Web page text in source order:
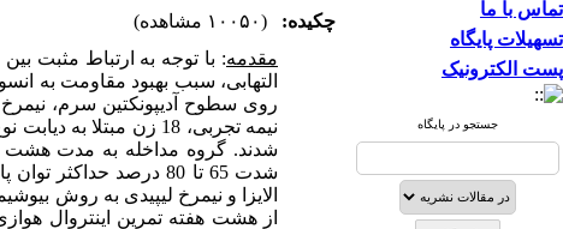
تماس با ما
تسهیلات پایگاه
پست الکترونیک
جستجو در پایگاه
چکیده:
(۱۰۰۵۰ مشاهده)
مقدمه: با توجه به ارتباط مثبت
التهابی، سبب بهبود مقاومت به
روی سطوح آدیپونکتین سرم،
نیمه تجربی، 18 زن مبتلا به دیابت نوع دو در شهر اهواز به طور تصادفی به دو گروه
شدند. گروه مداخله به مدت هشت
شدت 65 تا 80 درصد حداکثر توان پا، پرداختند. نمونه‌های خون جهت اندازه‌گیری سطوح سرمی آدیپونکتین و
الایزا و نیمرخ لیپیدی به روش
از هشت هفته تمرین اینتروال